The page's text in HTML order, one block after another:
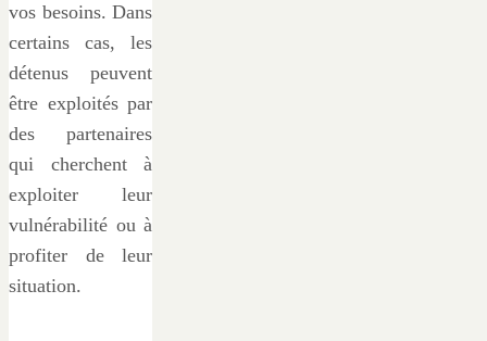
vos besoins. Dans
certains cas, les
détenus peuvent
être exploités par
des partenaires
qui cherchent à
exploiter leur
vulnérabilité ou à
profiter de leur
situation.